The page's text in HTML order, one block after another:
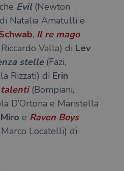
Evil(Newton
Natalia Amatulli e
, Il re mago
Valla) di Lev
stelle (Fazi,
Rizzati) di Erin
talenti (Bompiani,
D’Ortona e Maristella
e Raven Boys
Locatelli) di